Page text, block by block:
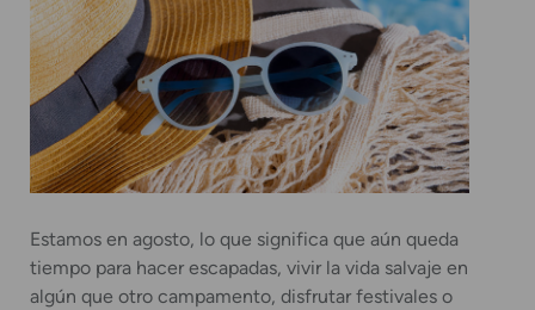
Estamos en agosto, lo que significa que aún queda
tiempo para hacer escapadas, vivir la vida salvaje en
algún que otro campamento, disfrutar festivales o